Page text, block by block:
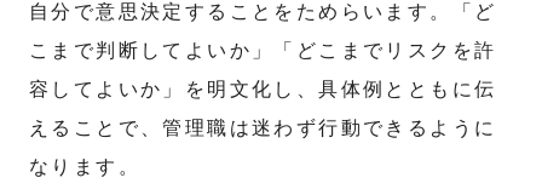
自分で意思決定することをためらいます。「ど
こまで判断してよいか」「どこまでリスクを許
容してよいか」を明文化し、具体例とともに伝
えることで、管理職は迷わず行動できるように
なります。